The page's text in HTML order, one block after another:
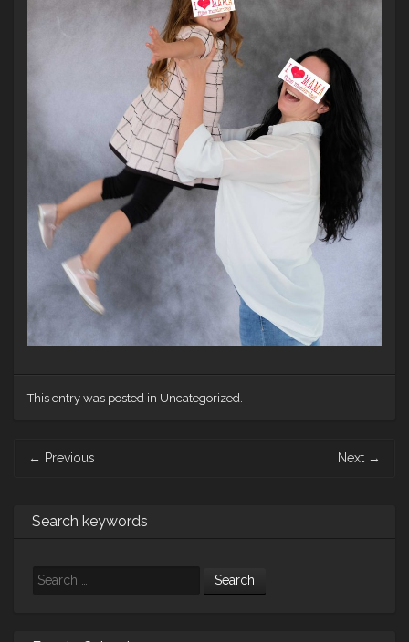
This entry was posted in Uncategorized.
navigation
← Previous Next →
Search keywords
Search